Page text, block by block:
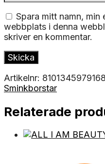
Spara mitt namn, min
webbplats i denna
skriver en kommentar.
Artikelnr:
Sminkborstar
Relaterade